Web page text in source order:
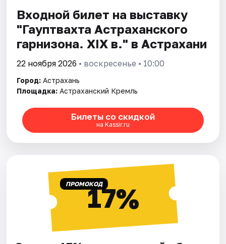
Входной билет на выставку
"Гауптвахта Астраханского
гарнизона. XIX в." в Астрахани
22 ноября 2026 • воскресенье • 10:00
Город: Астрахань
Площадка: Астраханский Кремль
Билеты со скидкой
на Kassir.ru
ПРОМОКОД17%